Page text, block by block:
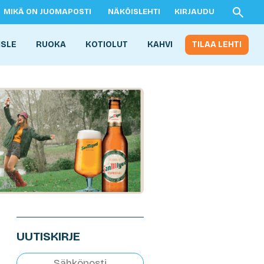
MIKÄ ON JUOMAPOSTI NÄKÖISLEHTI KIRJAUDU
RUOKA KOTIOLUT KAHVI TILAA LEHTI
UUTISKIRJE